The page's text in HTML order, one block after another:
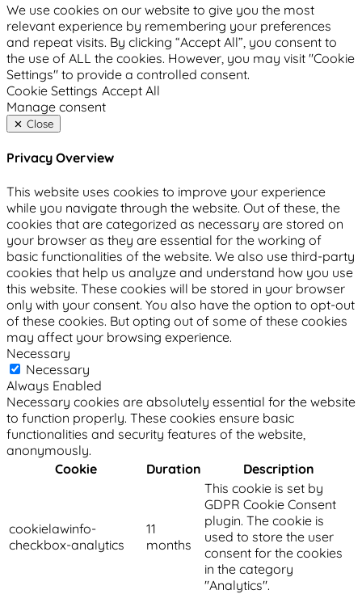
We use cookies on our website to give you the most
relevant experience by remembering your preferences
and repeat visits. By clicking “Accept All”, you consent to
the use of ALL the cookies. However, you may visit "Cookie
Settings" to provide a controlled consent.
Cookie Settings Accept All
Manage consent
Close
Privacy Overview
This website uses cookies to improve your experience
while you navigate through the website. Out of these, the
cookies that are categorized as necessary are stored on
your browser as they are essential for the working of
basic functionalities of the website. We also use third-party
cookies that help us analyze and understand how you use
this website. These cookies will be stored in your browser
only with your consent. You also have the option to opt-out
of these cookies. But opting out of some of these cookies
may affect your browsing experience.
Necessary
Necessary
Always Enabled
Necessary cookies are absolutely essential for the website
to function properly. These cookies ensure basic
functionalities and security features of the website,
anonymously.
Cookie
Duration Description
cookielawinfo-
checkbox-analytics
11
months
This cookie is set by
GDPR Cookie Consent
plugin. The cookie is
used to store the user
consent for the cookies
in the category
"Analytics".